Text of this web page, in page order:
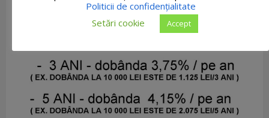
Politicii de confidențialitate
Setări cookie
Accept